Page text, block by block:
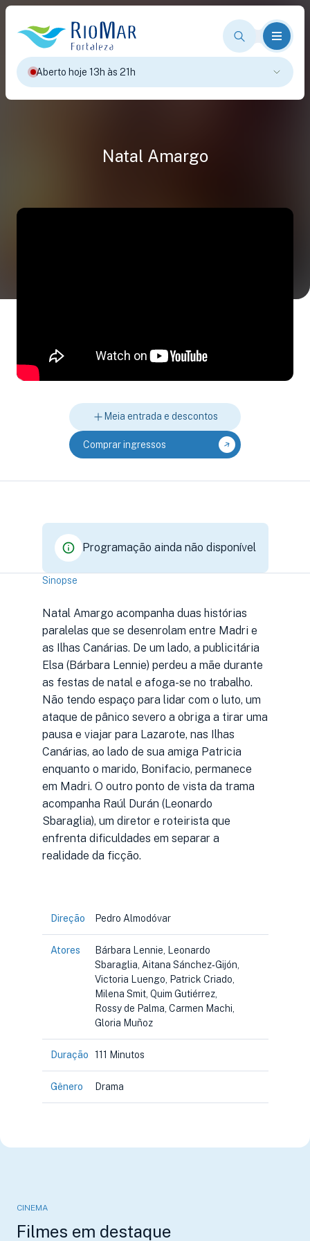
Aberto hoje 13h às 21h
Natal Amargo
Meia entrada e descontos
Comprar ingressos
Programação ainda não disponível
Sinopse
Natal Amargo acompanha duas histórias
paralelas que se desenrolam entre Madri e
as Ilhas Canárias. De um lado, a publicitária
Elsa (Bárbara Lennie) perdeu a mãe durante
as festas de natal e afoga-se no trabalho.
Não tendo espaço para lidar com o luto, um
ataque de pânico severo a obriga a tirar uma
pausa e viajar para Lazarote, nas Ilhas
Canárias, ao lado de sua amiga Patricia
enquanto o marido, Bonifacio, permanece
em Madri. O outro ponto de vista da trama
acompanha Raúl Durán (Leonardo
Sbaraglia), um diretor e roteirista que
enfrenta dificuldades em separar a
realidade da ficção.
Direção Pedro Almodóvar
Atores
Bárbara Lennie, Leonardo
Sbaraglia, Aitana Sánchez‑Gijón,
Victoria Luengo, Patrick Criado,
Milena Smit, Quim Gutiérrez,
Rossy de Palma, Carmen Machi,
Gloria Muñoz
Duração 111 Minutos
Gênero Drama
CINEMA
Filmes em destaque